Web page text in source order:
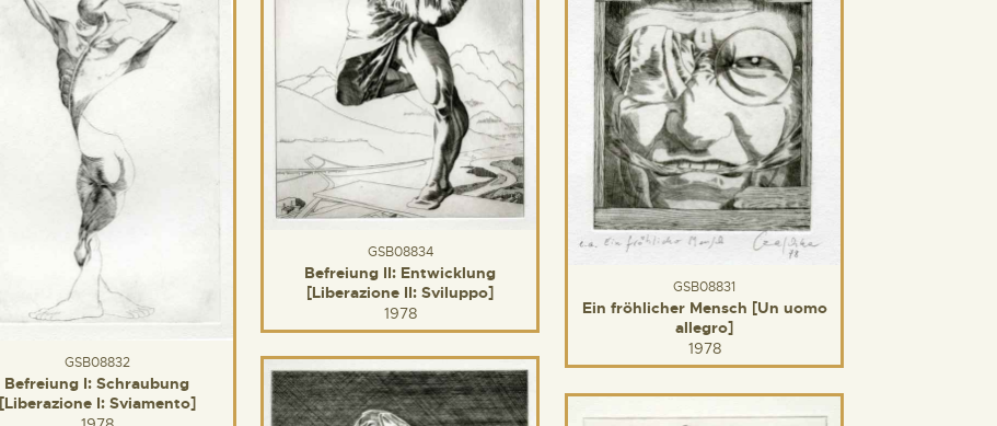
GSB08834
Befreiung II: Entwicklung
[Liberazione II: Sviluppo]
1978
GSB08832
Befreiung I: Schraubung
[Liberazione I: Sviamento]
GSB08831
Ein fröhlicher Mensch [Un uomo
allegro]
1978